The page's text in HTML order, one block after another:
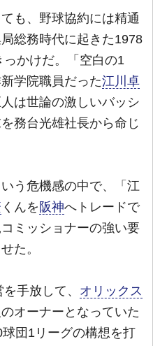
も、野球協約には精通
総務時代に起きた1978
かけだ。「空白の1
学院職員だった江川卓
は世論の激しいバッシ
務台光雄社長から命じ
う危機感の中で、「江
くんを 阪神へトレードで
ミッショナーの強い要
た。
手放して、 オリックス
オーナーとなっていた
団1リーグの構想を打